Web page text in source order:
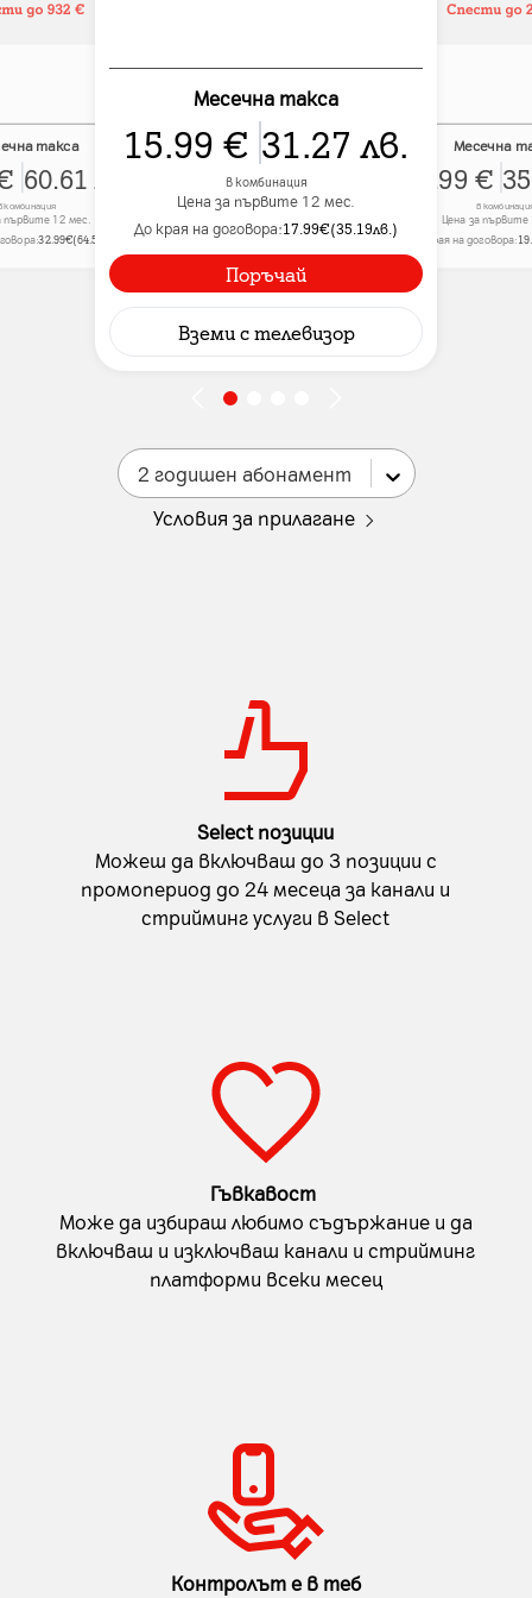
Месечна такса
15.99 € 31.27 лв.
в комбинация
Цена за първите 12 мес.
До края на договора:17.99€(35.19лв.)
Поръчай
Вземис телевизор
Месечна
17.99 €
в
Цена за първите
До края на договора:
Месечна такса
20.99 € 41.05 лв.
Цена за първите 12 мес.
До края на договора:22.99€ 44.96лв.
такса
60.61
комбинация
първите 12 мес.
32.99€(64.52
2 годишен абонамент
Условия за прилагане
Select позиции
Можеш да включваш до 3 позиции с
промопериод до 24 месеца за канали и
стрийминг услуги в Select
Гъвкавост
Може да избираш любимо съдържание и да
включваш и изключваш канали и стрийминг
платформи всеки месец
Контролът е в теб